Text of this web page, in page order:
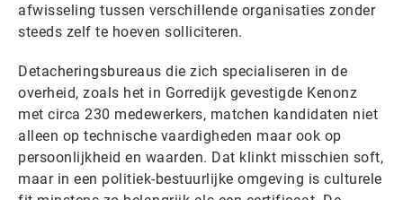
afwisseling tussen verschillende organisaties zonder
steeds zelf te hoeven solliciteren.
Detacheringsbureaus die zich specialiseren in de
overheid, zoals het in Gorredijk gevestigde Kenonz
met circa 230 medewerkers, matchen kandidaten niet
alleen op technische vaardigheden maar ook op
persoonlijkheid en waarden. Dat klinkt misschien soft,
maar in een politiek-bestuurlijke omgeving is culturele